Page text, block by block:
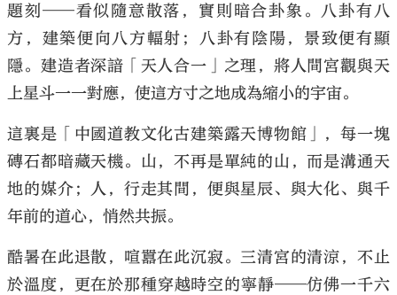
題刻——看似隨意散落，實則暗合卦象。八卦有八
方，建築便向八方輻射；八卦有陰陽，景致便有顯
隱。建造者深諳「天人合一」之理，將人間宮觀與天
上星斗一一對應，使這方寸之地成為縮小的宇宙。
這裏是「中國道教文化古建築露天博物館」，每一塊
磚石都暗藏天機。山，不再是單純的山，而是溝通天
地的媒介；人，行走其間，便與星辰、與大化、與千
年前的道心，悄然共振。
酷暑在此退散，喧囂在此沉寂。三清宮的清涼，不止
於溫度，更在於那種穿越時空的寧靜——仿佛一千六